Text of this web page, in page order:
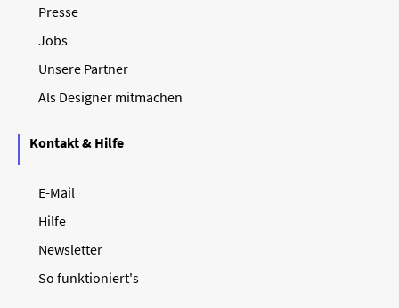
Presse
Jobs
Unsere Partner
Als Designer mitmachen
Kontakt & Hilfe
E-Mail
Hilfe
Newsletter
So funktioniert's